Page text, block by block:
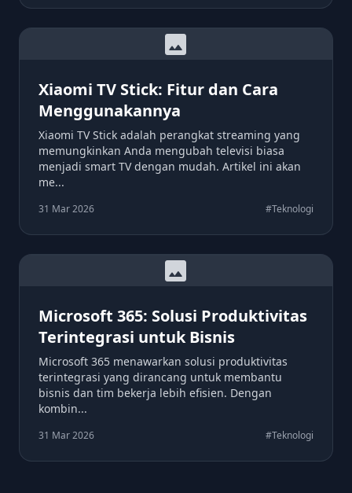
image
Xiaomi TV Stick: Fitur dan Cara
Menggunakannya
Xiaomi TV Stick adalah perangkat streaming yang
memungkinkan Anda mengubah televisi biasa
menjadi smart TV dengan mudah. Artikel ini akan
me...
31 Mar 2026 #Teknologi
image
Microsoft 365: Solusi Produktivitas
Terintegrasi untuk Bisnis
Microsoft 365 menawarkan solusi produktivitas
terintegrasi yang dirancang untuk membantu
bisnis dan tim bekerja lebih efisien. Dengan
kombin...
31 Mar 2026 #Teknologi